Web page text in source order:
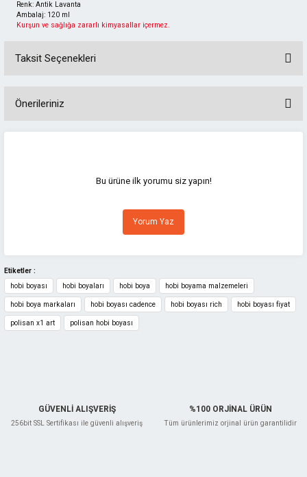
Renk: Antik Lavanta
Ambalaj: 120 ml
Kurşun ve sağlığa zararlı kimyasallar içermez.
Taksit Seçenekleri
Önerileriniz
Görüş ve önerileriniz için teşekkür ederiz.
Ürün resmi kalitesiz, bozuk veya görüntülenemiyor.
Ürün açıklamasında eksik bilgiler bulunuyor.
Ürün fiyatı diğer sitelerden daha pahalı.
Bu ürüne benzer farklı alternatifler olmalı.
Bu ürüne ilk yorumu siz yapın!
Yorum Yaz
Etiketler :
hobi boyası
hobi boyaları hobi boya hobi boyama malzemeleri
hobi boya markaları hobi boyası cadence hobi boyası rich hobi boyası fiyat
polisan x1 art polisan hobi boyası
GÜVENLİ ALIŞVERİŞ
256bit SSL Sertifikası ile güvenli alışveriş
%100 ORJİNAL ÜRÜN
Tüm ürünlerimiz orjinal ürün garantilidir